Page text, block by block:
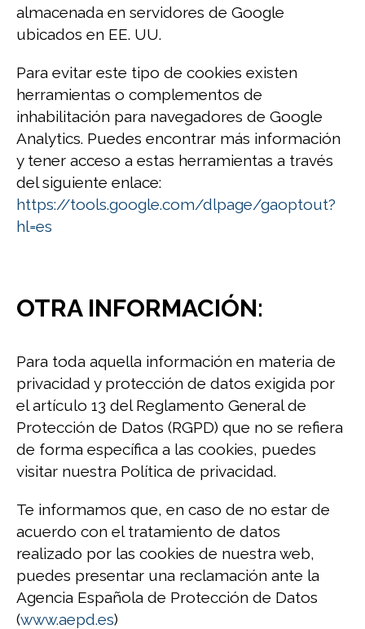
almacenada en servidores de Google
ubicados en EE. UU.
Para evitar este tipo de cookies existen
herramientas o complementos de
inhabilitación para navegadores de Google
Analytics. Puedes encontrar más información
y tener acceso a estas herramientas a través
del siguiente enlace:
https://tools.google.com/dlpage/gaoptout?
hl=es
OTRA INFORMACIÓN:
Para toda aquella información en materia de
privacidad y protección de datos exigida por
el artículo 13 del Reglamento General de
Protección de Datos (RGPD) que no se refiera
de forma específica a las cookies, puedes
visitar nuestra Política de privacidad.
Te informamos que, en caso de no estar de
acuerdo con el tratamiento de datos
realizado por las cookies de nuestra web,
puedes presentar una reclamación ante la
Agencia Española de Protección de Datos
(www.aepd.es)